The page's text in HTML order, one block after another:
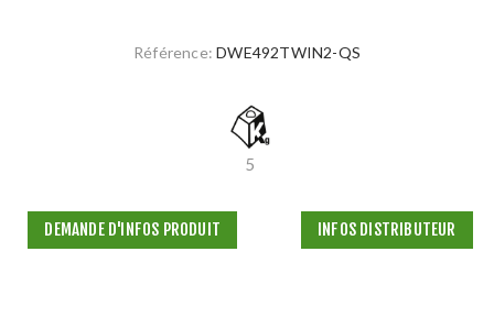
Référence: DWE492TWIN2-QS
5
DEMANDE D'INFOS PRODUIT INFOS DISTRIBUTEUR